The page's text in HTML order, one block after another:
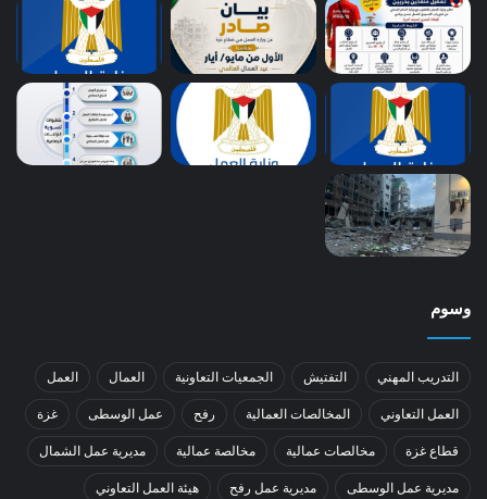
وسوم
التدريب المهني التفتيش الجمعيات التعاونية العمال العمل
العمل التعاوني المخالصات العمالية رفح عمل الوسطى غزة
قطاع غزة مخالصات عمالية مخالصة عمالية مديرية عمل الشمال
مديرية عمل الوسطى مديرية عمل رفح هيئة العمل التعاوني